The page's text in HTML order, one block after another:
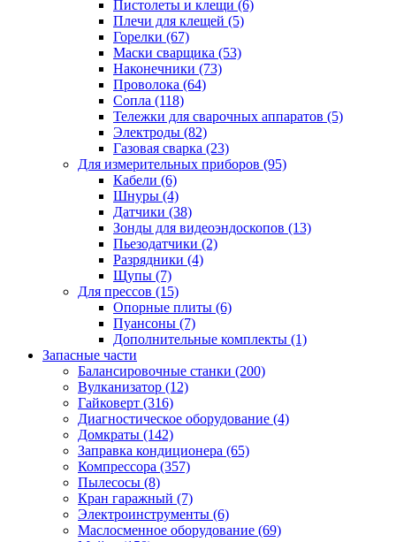
Пистолеты и клещи (6)
Плечи для клещей (5)
Горелки (67)
Маски сварщика (53)
Наконечники (73)
Проволока (64)
Сопла (118)
Тележки для сварочных аппаратов (5)
Электроды (82)
Газовая сварка (23)
Для измерительных приборов (95)
Кабели (6)
Шнуры (4)
Датчики (38)
Зонды для видеоэндоскопов (13)
Пьезодатчики (2)
Разрядники (4)
Щупы (7)
Для прессов (15)
Опорные плиты (6)
Пуансоны (7)
Дополнительные комплекты (1)
Запасные части
Балансировочные станки (200)
Вулканизатор (12)
Гайковерт (316)
Диагностическое оборудование (4)
Домкраты (142)
Заправка кондиционера (65)
Компрессора (357)
Пылесосы (8)
Кран гаражный (7)
Электроинструменты (6)
Маслосменное оборудование (69)